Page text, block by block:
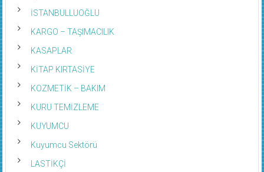
İSTANBULLUOĞLU
KARGO – TAŞIMACILIK
KASAPLAR
KİTAP KIRTASİYE
KOZMETİK – BAKIM
KURU TEMİZLEME
KUYUMCU
Kuyumcu Sektörü
LASTİKÇİ